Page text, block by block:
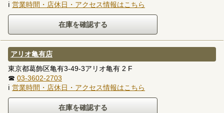
ℹ 営業時間・店休日・アクセス情報はこちら
アリオ亀有店
東京都葛飾区亀有3-49-3アリオ亀有 2 F
☎ 03-3602-2703
ℹ 営業時間・店休日・アクセス情報はこちら